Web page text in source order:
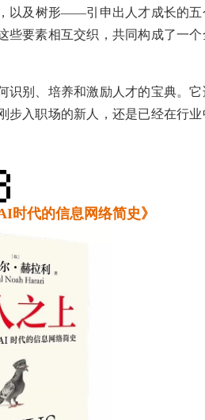
以及树形――引申出人才成长的五
要素相互交织，共同构成了一个
识别、培养和激励人才的宝典。
步入职场的新人，还是已经在行
时代的信息网络简史》